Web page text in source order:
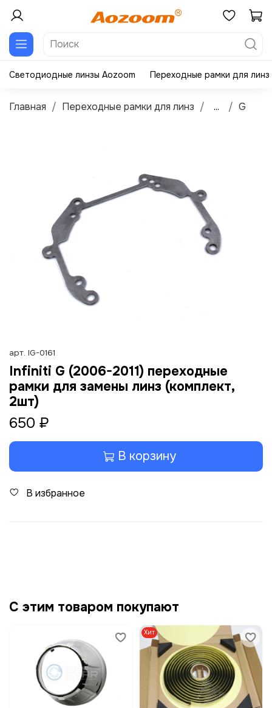
Светодиодные линзы Aozoom Переходные рамки для линз
Главная Переходные рамки для линз ... G
арт. IG-0161
Infiniti G (2006-2011) переходные
рамки для замены линз (комплект,
2шт)
650 ₽
В корзину
В избранное
С этим товаром покупают
Хит